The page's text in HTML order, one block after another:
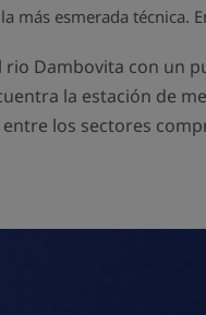
esmerada técnica.
Dambovita con un
la estación de
los sectores